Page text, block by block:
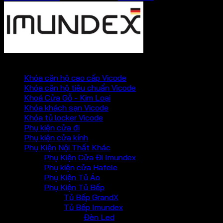
Khóa căn hộ cao cấp Vicode
Khóa căn hộ tiêu chuẩn Vicode
Khoá Cửa Gỗ - Kim Loại
Khóa khách sạn Vicode
Khóa tủ locker Vicode
Phụ kiện cửa đi
Phụ kiện cửa kính
Phụ Kiện Nội Thất Khác
Phụ Kiện Cửa Đi Imundex
Phụ kiện cửa Hafele
Phụ Kiện Tủ Áo
Phụ Kiện Tủ Bếp
Tủ Bếp GrandX
Tủ Bếp Imundex
Đèn Led